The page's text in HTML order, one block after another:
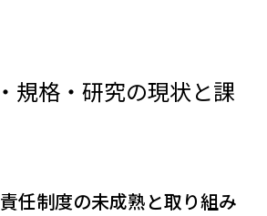
格・研究の現状と課
任制度の未成熟と取り組み